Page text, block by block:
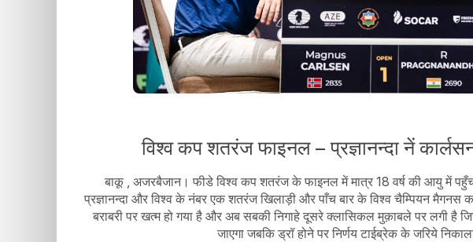
विश्व कप शतरंज फाइनल – प्रज्ञानन्दा नें
बाकू , अजरबैजान। फीडे विश्व कप शतरंज के फाइनल में मात्र 18 वर्ष की आयु में
प्रज्ञानन्दा और विश्व के नंबर एक शतरंज खिलाड़ी और पाँच बार के विश्व चैम्पियन मैगनस
बराबरी पर खत्म हो गया है और अब सबकी निगाहे दूसरे क्लासिकल मुक़ाबले पर लगी है
जाएगा जबकि ड्रॉ होने पर निर्णय टाईब्रेक के जरिये